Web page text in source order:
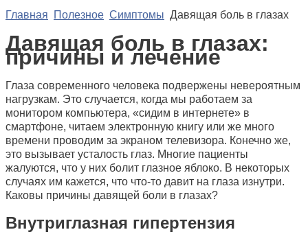
Главная Полезное Симптомы Давящая боль в глазах
Давящая боль в глазах:
причины и лечение
Глаза современного человека подвержены невероятным
нагрузкам. Это случается, когда мы работаем за
монитором компьютера, «сидим в интернете» в
смартфоне, читаем электронную книгу или же много
времени проводим за экраном телевизора. Конечно же,
это вызывает усталость глаз. Многие пациенты
жалуются, что у них болит глазное яблоко. В некоторых
случаях им кажется, что что-то давит на глаза изнутри.
Каковы причины давящей боли в глазах?
Внутриглазная гипертензия